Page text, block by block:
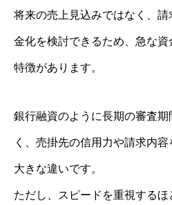
将来の売上見込みではなく、
金化を検討できるため、急な
特徴があります。
銀行融資のように長期の審査
く、売掛先の信用力や請求内
大きな違いです。
ただし、スピードを重視する